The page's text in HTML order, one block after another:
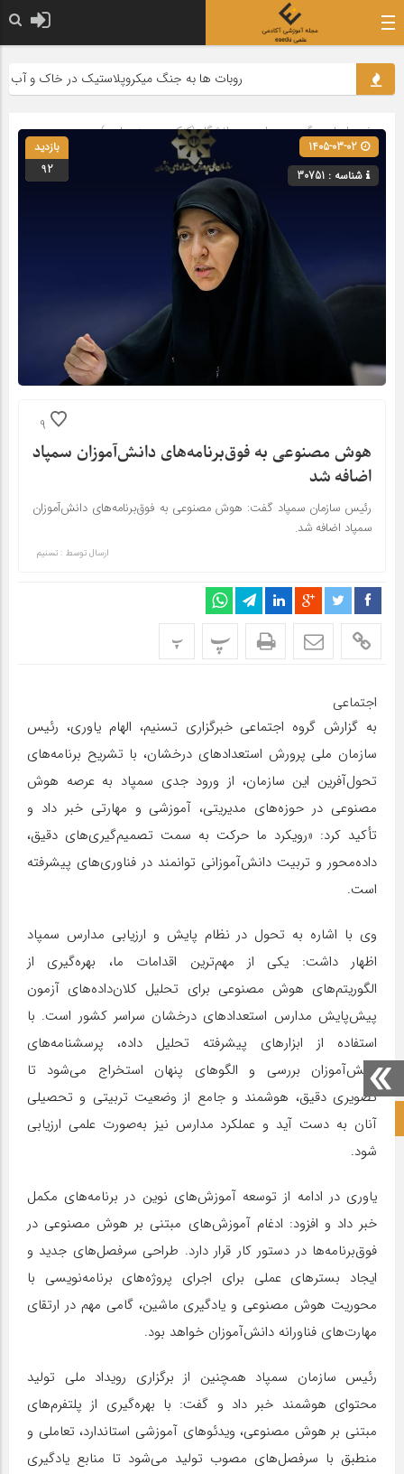
صفحه نخست آکادمی علمی
روبات ها به جنگ میکروپلاستیک در خاک و آب می
صفحه اصلی» گروه »مدارس و دانشگاه (کنکور و حوزه علمیه)
شناسه : 30751
بازدید
92
9
هوش مصنوعی به فوق‌برنامه‌های دانش‌آموزان سمپاد
اضافه شد
رئیس سازمان سمپاد گفت: هوش مصنوعی به فوق‌برنامه‌های دانش‌آموزان
سمپاد اضافه شد.
ارسال توسط : تسنیم
پ پ
اجتماعی
به گزارش گروه اجتماعی خبرگزاری تسنیم، الهام یاوری، رئیس
سازمان ملی پرورش استعدادهای درخشان، با تشریح برنامه‌های
تحول‌آفرین این سازمان، از ورود جدی سمپاد به عرصه هوش
مصنوعی در حوزه‌های مدیریتی، آموزشی و مهارتی خبر داد و
تأکید کرد: «رویکرد ما حرکت به سمت تصمیم‌گیری‌های دقیق،
داده‌محور و تربیت دانش‌آموزانی توانمند در فناوری‌های پیشرفته
است.
وی با اشاره به تحول در نظام پایش و ارزیابی مدارس سمپاد
اظهار داشت: یکی از مهم‌ترین اقدامات ما، بهره‌گیری از
الگوریتم‌های هوش مصنوعی برای تحلیل کلان‌داده‌های آزمون
پیش‌پایش مدارس استعدادهای درخشان سراسر کشور است. با
استفاده از ابزارهای پیشرفته تحلیل داده، پرسشنامه‌های
دانش‌آموزان بررسی و الگوهای پنهان استخراج می‌شود تا
تصویری دقیق، هوشمند و جامع از وضعیت تربیتی و تحصیلی
آنان به دست آید و عملکرد مدارس نیز به‌صورت علمی ارزیابی
شود.
یاوری در ادامه از توسعه آموزش‌های نوین در برنامه‌های مکمل
خبر داد و افزود: ادغام آموزش‌های مبتنی بر هوش مصنوعی در
فوق‌برنامه‌ها در دستور کار قرار دارد. طراحی سرفصل‌های جدید و
ایجاد بسترهای عملی برای اجرای پروژه‌های برنامه‌نویسی با
محوریت هوش مصنوعی و یادگیری ماشین، گامی مهم در ارتقای
مهارت‌های فناورانه دانش‌آموزان خواهد بود.
رئیس سازمان سمپاد همچنین از برگزاری رویداد ملی تولید
محتوای هوشمند خبر داد و گفت: با بهره‌گیری از پلتفرم‌های
مبتنی بر هوش مصنوعی، ویدئوهای آموزشی استاندارد، تعاملی و
منطبق با سرفصل‌های مصوب تولید می‌شود تا منابع یادگیری